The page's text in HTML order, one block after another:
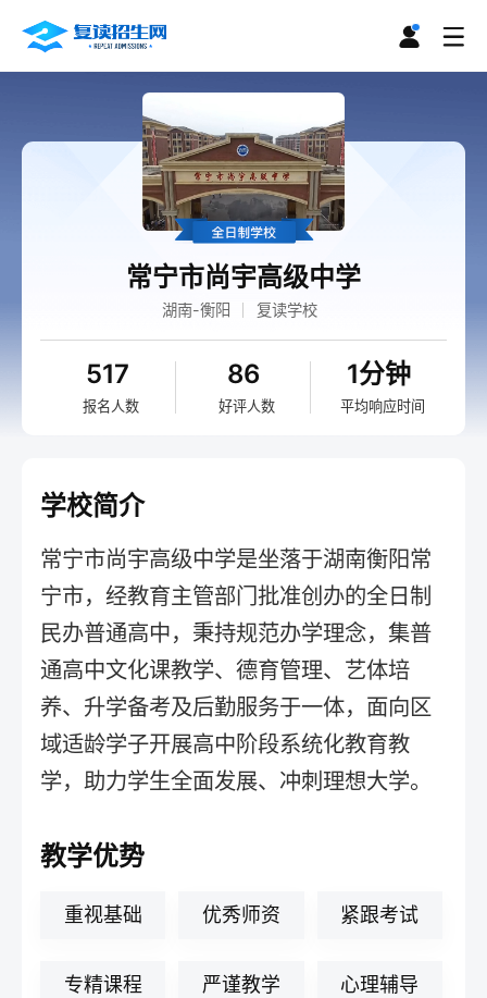
常宁市尚宇高级中学
湖南-衡阳 复读学校
517
报名人数
86
好评人数
1分钟
平均响应时间
学校简介
常宁市尚宇高级中学是坐落于湖南衡阳常
宁市，经教育主管部门批准创办的全日制
民办普通高中，秉持规范办学理念，集普
通高中文化课教学、德育管理、艺体培
养、升学备考及后勤服务于一体，面向区
域适龄学子开展高中阶段系统化教育教
学，助力学生全面发展、冲刺理想大学。
教学优势
重视基础 优秀师资 紧跟考试
专精课程 严谨教学 心理辅导